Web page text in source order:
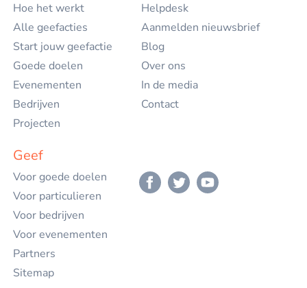
English
Hoe het werkt
Alle geefacties
Start jouw geefactie
Goede doelen
Evenementen
Bedrijven
Projecten
Helpdesk
Aanmelden nieuwsbrief
Blog
Over ons
In de media
Contact
Geef
Voor goede doelen
Voor particulieren
Voor bedrijven
Voor evenementen
Partners
Sitemap